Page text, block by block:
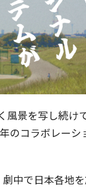
風景を写し続け
のコラボレー
中で日本各地